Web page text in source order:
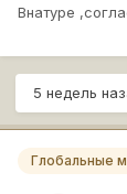
Внатуре
5 недель
Глобальные